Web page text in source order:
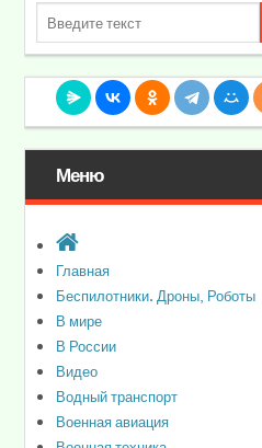
Меню
Главная
Беспилотники. Дроны, Роботы
В мире
В России
Видео
Водный транспорт
Военная авиация